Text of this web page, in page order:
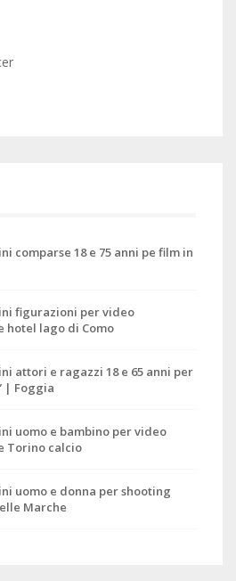
comparse 18 e 75 anni pe film in
figurazioni per video
hotel lago di Como
attori e ragazzi 18 e 65 anni per
| Foggia
uomo e bambino per video
Torino calcio
uomo e donna per shooting
Marche